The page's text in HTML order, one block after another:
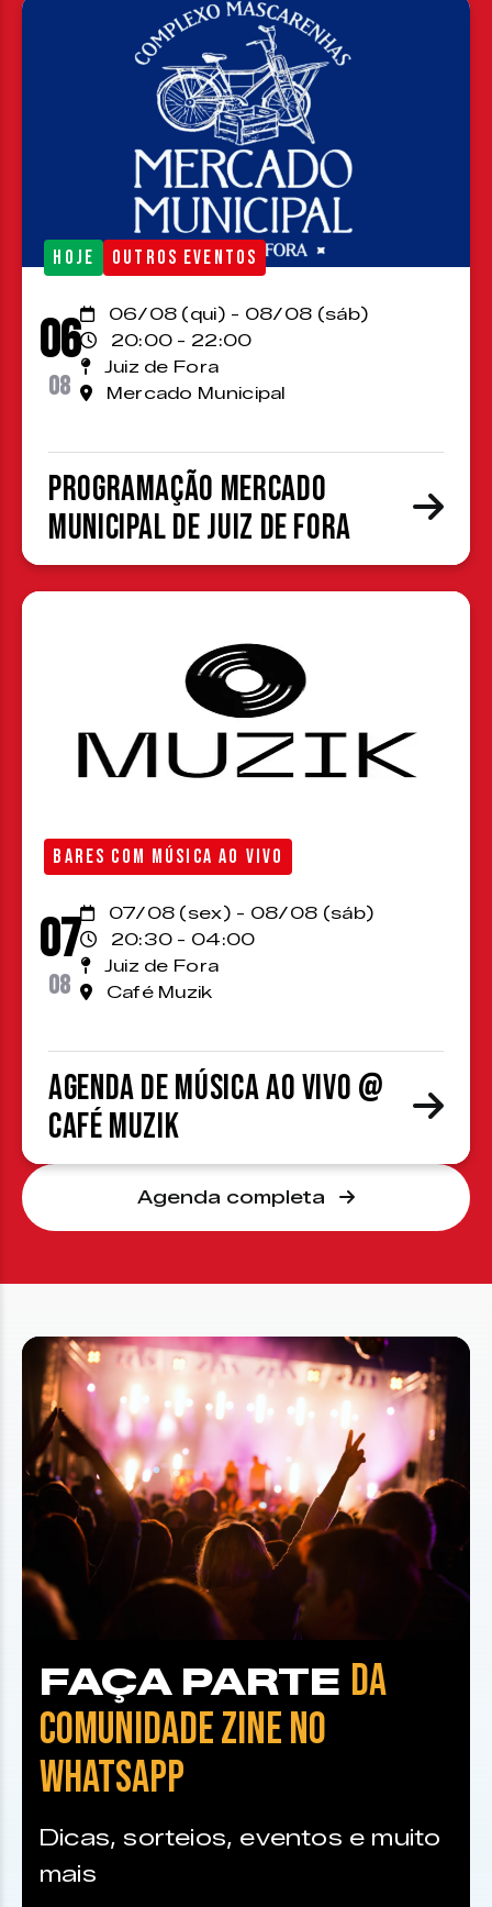
HOJE OUTROS EVENTOS
06
08
06/08 (qui) - 08/08 (sáb)
20:00 - 22:00
Juiz de Fora
Mercado Municipal
Programação Mercado
Municipal de Juiz de Fora
BARES COM MÚSICA AO VIVO
07
08
07/08 (sex) - 08/08 (sáb)
20:30 - 04:00
Juiz de Fora
Café Muzik
Agenda de Música ao Vivo @
Café Muzik
Agenda completa
FAÇA PARTE DA
COMUNIDADE ZINE NO
WHATSAPP
Dicas, sorteios, eventos e muito
mais